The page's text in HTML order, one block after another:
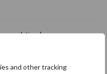
and other tracking
praktische
is in
dan ooit”